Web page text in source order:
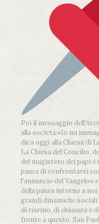
Poi il messaggio
alla società:«Io mi
dica oggi alla Chiesa di
La Chiesa del Concilio,
del magistero dei papi è
paura di confrontarsi
l'annuncio del Vangelo».
della paura intorno a
grandi dinamiche
di riarmo, di chiusura e
fronte a questo, San